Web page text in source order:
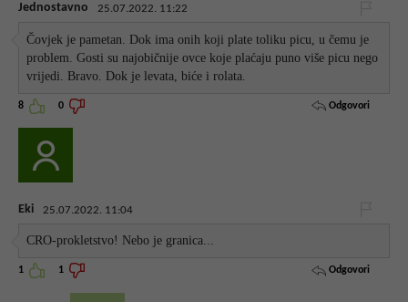
Jednostavno 25.07.2022. 11:22
Čovjek je pametan. Dok ima onih koji plate toliku picu, u čemu je
problem. Gosti su najobičnije ovce koje plaćaju puno više picu nego
vrijedi. Bravo. Dok je levata, biće i rolata.
8 0 Odgovori
Eki 25.07.2022. 11:04
CRO-prokletstvo! Nebo je granica...
1 1 Odgovori